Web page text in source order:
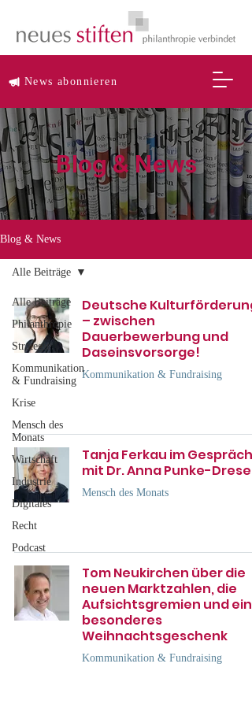
News abonnieren
Blog & News
Blog & News
Alle Beiträge
Philanthropie
Strategie
Kommunikation
& Fundraising
Krise
Mensch des
Monats
Wirtschaft
Industrie
Digitales
Recht
Podcast
Alle Beiträge
Deutsche Kulturförderung
– zwischen
Dauerbewerbung und
Daseinsvorsorge!
Kommunikation & Fundraising
Tanja Ferkau im Gespräch
mit Dr. Anna Punke-Dresen
Mensch des Monats
Tom Neukirchen über die
neuen Marktzahlen, die
Aufsichtsgremien und ein
besonderes
Weihnachtsgeschenk
Kommunikation & Fundraising